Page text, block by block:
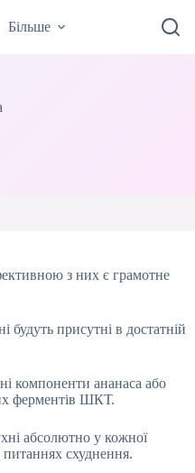
Більше
з них є грамотне
присутні в достатній
компоненти ананаса або
ферментів ШКТ.
абсолютно у кожної
питаннях схуднення.